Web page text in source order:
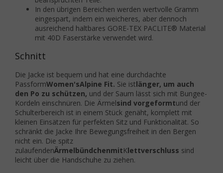
In den übrigen Bereichen werden wertvolle Gramm
eingespart, indem ein weicheres, aber dennoch
ausreichend haltbares GORE-TEX PACLITE® Material
mit 40D Faserstärke verwendet wird.
Schnitt
Die Jacke ist bequem und hat eine durchdachte
PassformWomen'sAlpine Fit. Sie istlänger, um auch
den Po zu schützen, und der Saum lässt sich mit Bungee-
Kordeln einschnüren. Die Ärmelsind vorgeformtund der
Schulterbereich ist in einem Stück genäht, komplett mit
kleinen Einsätzen für perfekten Sitz und Funktionalität. So
schränkt die Jacke Ihre Bewegungsfreiheit in den Bergen
nicht ein. Die spitz
zulaufendenÄrmelbündchenmitKlettverschluss sind
leicht über die Handschuhe zu ziehen.